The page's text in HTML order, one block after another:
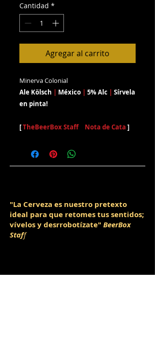
Cantidad *
Agregar al carrito
Minerva Colonial
Ale Kölsch | México | 5% Alc | Sírvela
en pinta!
[TheBeerBox Staff Nota de Cata ]
"La Cerveza es nuestro pretexto
ideal para que retomes tus sentidos;
vívelos y desrrobotízate" BeerBox
Staff